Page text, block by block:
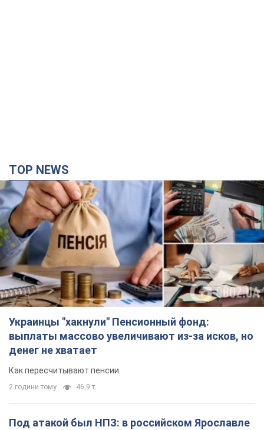
TOP NEWS
Украинцы "хакнули" Пенсионный фонд:
выплаты массово увеличивают из-за исков, но
денег не хватает
Как пересчитывают пенсии
2 години тому 46,9 т.
Под атакой был НПЗ: в российском Ярославле